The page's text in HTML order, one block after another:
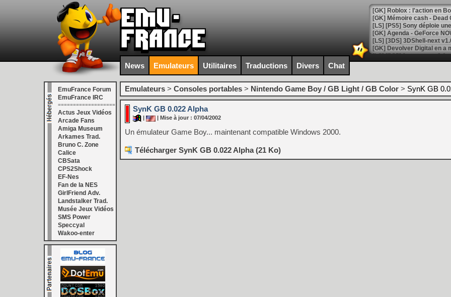
[GK] Roblox : l'action en
[GK] Agenda - GeForce
[GK] Devolver Digital en a
[LS] [PS5] ps5-y2jb-
[GK] Pourquoi Marvel
[GK] Test : Restory : Chill
[GK] GTA 6 : Rockstar
[GK] Hot Wheels Infinite
[GK] Mémoire cash -
[GK] Résultats Nintendo :
[GK] Déjà des
[Mo5] Brickboy cherche à
[GK] Minecraft et ses «
[GK] Beast of
[GK] Ubisoft : fin de partie
[GK] Mémoire cash -
[GK] Dan Houser (GTA)
[GK] Comment EA Sports
[GK] Crimson Moon : un
[GK] Isle of Reveries : le
[GK] Moonlighter 2 : The
[GK] Capcom relance
[Mo5] Deux inédits du
[GK] Le beat'em up The
[GK] Endless Legend 2 :
News Emulateurs Utilitaires Traductions Divers Chat
EmuFrance Forum
EmuFrance IRC
===================
Actus Jeux Vidéos
Arcade Fans
Amiga Museum
Arkames Trad.
Bruno C. Zone
Calice
CBSata
CPS2Shock
EF-Nes
Fan de la NES
GirlFriend Adv.
Landstalker Trad.
Musée Jeux Vidéos
SMS Power
Speccyal
Wakoo-enter
Emulateurs > Consoles portables > Nintendo Game Boy / GB Light / GB Color > SynK GB
SynK GB 0.022 Alpha
| Mise à jour : 07/04/2002
Un émulateur Game Boy... maintenant compatible Windows 2000.
Télécharger SynK GB 0.022 Alpha (21 Ko)